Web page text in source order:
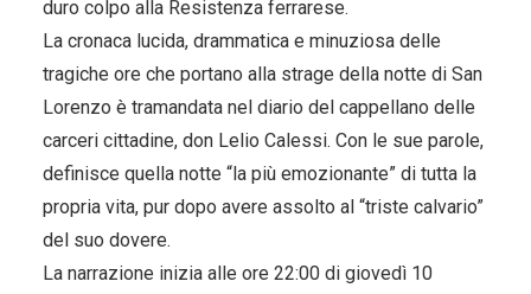
duro colpo alla Resistenza ferrarese.
La cronaca lucida, drammatica e minuziosa delle
tragiche ore che portano alla strage della notte di San
Lorenzo è tramandata nel diario del cappellano delle
carceri cittadine, don Lelio Calessi. Con le sue parole,
definisce quella notte “la più emozionante” di tutta la
propria vita, pur dopo avere assolto al “triste calvario”
del suo dovere.
La narrazione inizia alle ore 22:00 di giovedì 10